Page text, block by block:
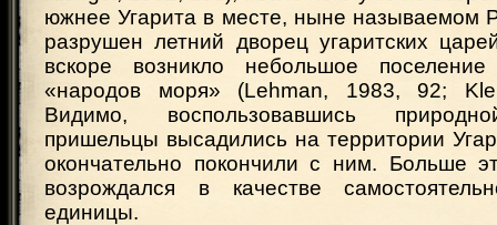
южнее Угарита в месте, ныне называемом
разрушен летний дворец угаритских
вскоре возникло небольшое поселение
«народов моря» (Lehman, 1983, 92;
Видимо, воспользовавшись
пришельцы высадились на территории
окончательно покончили с ним. Больше
возрождался в качестве
единицы.